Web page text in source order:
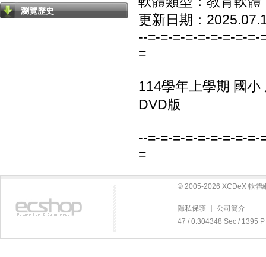
瀏覽歷史
更新日期：
--=-=-=-=-=-=-=-=-=-
=
114學年上學期 國
DVD版
--=-=-=-=-=-=-=-=-=-
=
© 2005-2026 XCDeX 軟體
隱私保護
公司簡介
47 / 0.304348 Sec / 1395